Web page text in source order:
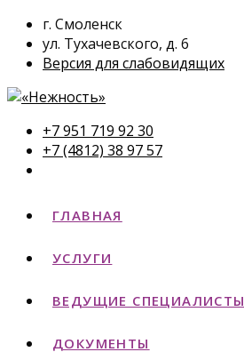
г. Смоленск
ул. Тухачевского, д. 6
Версия для слабовидящих
+7 951 719 92 30
+7 (4812) 38 97 57
ГЛАВНАЯ
УСЛУГИ
ВЕДУЩИЕ СПЕЦИАЛИСТЫ
ДОКУМЕНТЫ